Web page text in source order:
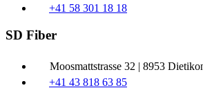
+41 58 301 18 18
SD Fiber
Moosmattstrasse 32 | 8953
+41 43 818 63 85